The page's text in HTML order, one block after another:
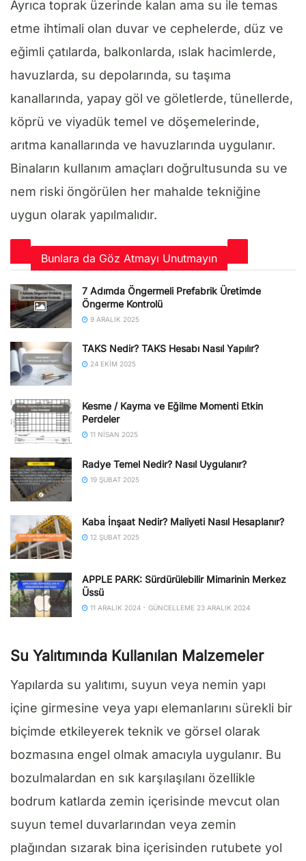
Ayrıca toprak üzerinde kalan ama su ile temas
etme ihtimali olan duvar ve cephelerde, düz ve
eğimli çatılarda, balkonlarda, ıslak hacimlerde,
havuzlarda, su depolarında, su taşıma
kanallarında, yapay göl ve göletlerde, tünellerde,
köprü ve viyadük temel ve döşemelerinde,
arıtma kanallarında ve havuzlarında uygulanır.
Binaların kullanım amaçları doğrultusunda su ve
nem riski öngörülen her mahalde tekniğine
uygun olarak yapılmalıdır.
Bunlara da Göz Atmayı Unutmayın
7 Adımda Öngermeli Prefabrik Üretimde
Öngerme Kontrolü
9 ARALIK 2025
TAKS Nedir? TAKS Hesabı Nasıl Yapılır?
24 EKIM 2025
Kesme / Kayma ve Eğilme Momenti Etkin
Perdeler
11 NISAN 2025
Radye Temel Nedir? Nasıl Uygulanır?
19 ŞUBAT 2025
Kaba İnşaat Nedir? Maliyeti Nasıl Hesaplanır?
12 ŞUBAT 2025
APPLE PARK: Sürdürülebilir Mimarinin Merkez
Üssü
11 ARALIK 2024 - GÜNCELLEME 23 ARALIK 2024
Su Yalıtımında Kullanılan Malzemeler
Yapılarda su yalıtımı, suyun veya nemin yapı
içine girmesine veya yapı elemanlarını sürekli bir
biçimde etkileyerek teknik ve görsel olarak
bozmasına engel olmak amacıyla uygulanır. Bu
bozulmalardan en sık karşılaşılanı özellikle
bodrum katlarda zemin içerisinde mevcut olan
suyun temel duvarlarından veya zemin
plağından sızarak bina içerisinden rutubete yol